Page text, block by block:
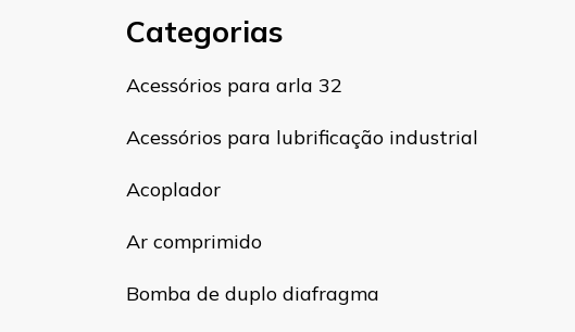
Categorias
Acessórios para arla 32
Acessórios para lubrificação industrial
Acoplador
Ar comprimido
Bomba de duplo diafragma